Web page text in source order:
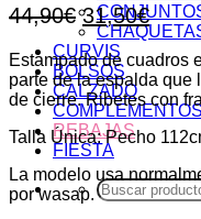
CURVIS
BOLSOS
CALZADO
REBAJAS
FIESTA
Buscar
por:
44,90€ El
precio
original
era:
44,90€.
31,50€El
es:
Estampado de cuadros
parte de la espalda que
de cierre. Ribetes con
Talla Única: Pecho
La modelo usa
por wasap.